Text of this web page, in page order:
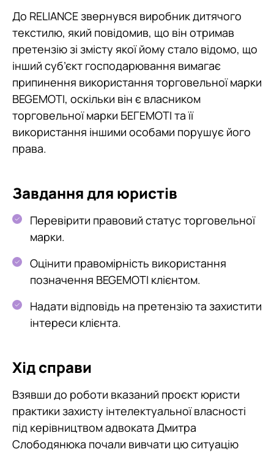
До RELIANCE звернувся виробник дитячого
текстилю, який повідомив, що він отримав
претензію зі змісту якої йому стало відомо, що
інший суб’єкт господарювання вимагає
припинення використання торговельної марки
BEGEMOTI, оскільки він є власником
торговельної марки БЕГЕМОТІ та її
використання іншими особами порушує його
права.
Завдання для юристів
Перевірити правовий статус торговельної
марки.
Оцінити правомірність використання
позначення BEGEMOTI клієнтом.
Надати відповідь на претензію та захистити
інтереси клієнта.
Хід справи
Взявши до роботи вказаний проєкт юристи
практики захисту інтелектуальної власності
під керівництвом адвоката Дмитра
Слободянюка почали вивчати цю ситуацію